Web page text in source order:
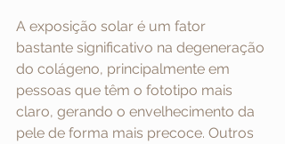
A exposição solar é um fator
bastante significativo na degeneração
do colágeno, principalmente em
pessoas que têm o fototipo mais
claro, gerando o envelhecimento da
pele de forma mais precoce. Outros